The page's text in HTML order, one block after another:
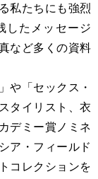
私たちにも強烈
したメッセージ
など多くの資料
や「セックス・
タイリスト、衣
デミー賞ノミネ
ア・フィールド
コレクションを